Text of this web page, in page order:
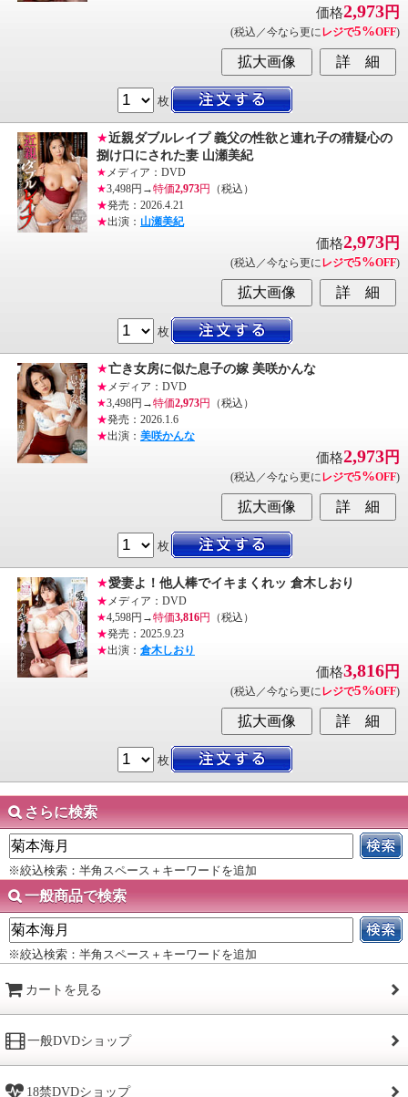
価格2,973円
(税込／今なら更に レジで5%OFF)
枚
★近親ダブルレイプ 義父の性欲と連れ子の猜疑心の
捌け口にされた妻 山瀬美紀
★ メディア：DVD
★3,498円→特価2,973円
（税込）
★発売：2026.4.21
★出演： 山瀬美紀
価格2,973円
(税込／今なら更に レジで5%OFF)
枚
★亡き女房に似た息子の嫁 美咲かんな
★ メディア：DVD
★3,498円→特価2,973円
（税込）
★発売：2026.1.6
★出演： 美咲かんな
価格2,973円
(税込／今なら更に レジで5%OFF)
枚
★愛妻よ！他人棒でイキまくれッ 倉木しおり
★ メディア：DVD
★4,598円→特価3,816円
（税込）
★発売：2025.9.23
★出演： 倉木しおり
価格3,816円
(税込／今なら更に レジで5%OFF)
枚
さらに検索
※絞込検索：半角スペース＋キーワードを追加
一般商品で検索
※絞込検索：半角スペース＋キーワードを追加
カートを見る
一般DVDショップ
18禁DVDショップ